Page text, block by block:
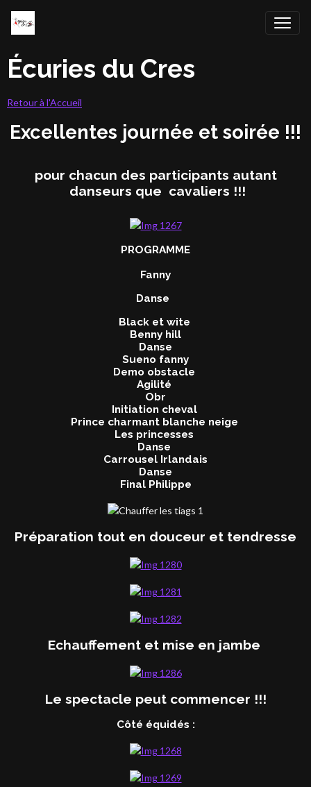
Écuries du Cres
Retour à l'Accueil
Excellentes journée et soirée !!!
pour chacun des participants autant
danseurs que cavaliers !!!
PROGRAMME
Fanny
Danse
Black et wite
Benny hill
Danse
Sueno fanny
Demo obstacle
Agilité
Obr
Initiation cheval
Prince charmant blanche neige
Les princesses
Danse
Carrousel Irlandais
Danse
Final Philippe
Préparation tout en douceur et tendresse
Echauffement et mise en jambe
Le spectacle peut commencer !!!
Côté équidés :